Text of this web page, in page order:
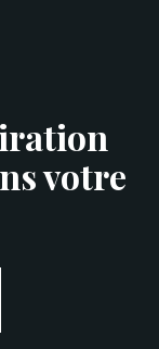
votre